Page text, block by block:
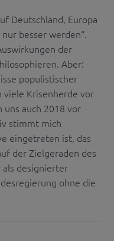
Deutschland, Europa
besser werden“.
der
Aber:
populistischer
viele Krisenherde vor
uns auch 2018 vor
stimmt mich
eingetreten ist, das
der Zielgeraden des
als designierter
ohne die